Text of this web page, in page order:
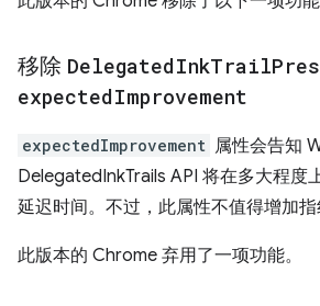
移除 DelegatedInkTrail
expectedImprovement
expectedImprovement 属性会告知
DelegatedInkTrails API 将在多大程度
延迟时间。不过，此属性不值得增加指
此版本的 Chrome 弃用了一项功能。